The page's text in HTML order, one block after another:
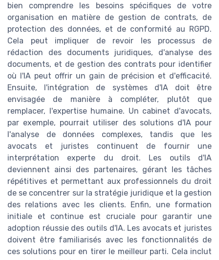
bien comprendre les besoins spécifiques de votre
organisation en matière de gestion de contrats, de
protection des données, et de conformité au RGPD.
Cela peut impliquer de revoir les processus de
rédaction des documents juridiques, d'analyse des
documents, et de gestion des contrats pour identifier
où l'IA peut offrir un gain de précision et d'efficacité.
Ensuite, l'intégration de systèmes d'IA doit être
envisagée de manière à compléter, plutôt que
remplacer, l'expertise humaine. Un cabinet d'avocats,
par exemple, pourrait utiliser des solutions d'IA pour
l'analyse de données complexes, tandis que les
avocats et juristes continuent de fournir une
interprétation experte du droit. Les outils d'IA
deviennent ainsi des partenaires, gérant les tâches
répétitives et permettant aux professionnels du droit
de se concentrer sur la stratégie juridique et la gestion
des relations avec les clients. Enfin, une formation
initiale et continue est cruciale pour garantir une
adoption réussie des outils d'IA. Les avocats et juristes
doivent être familiarisés avec les fonctionnalités de
ces solutions pour en tirer le meilleur parti. Cela inclut